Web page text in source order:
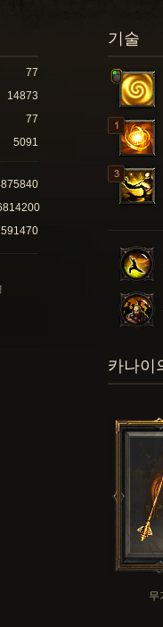
기술
77
14873
77
5091
카나이
무